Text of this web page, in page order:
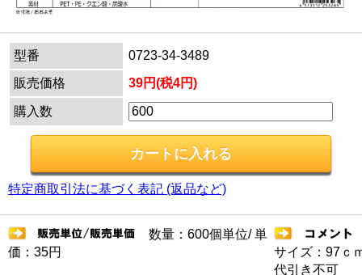
型番
0723-34-3489
販売価格
39円(税4円)
購入数
特定商取引法に基づく表記 (返品など)
数量：600個単位/ 単
価：35円
サイズ：97ｃ
代引き不可